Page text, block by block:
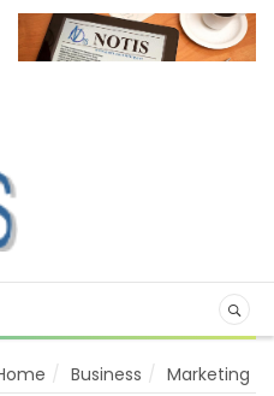
Business Marketing